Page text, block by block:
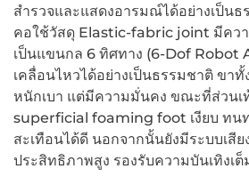
สำรวจและแสดงอารมณ์ได้อย่างเป็น
คอใช้วัสดุ Elastic-fabric joint มีคว
เป็นแขนกล 6 ทิศทาง (6-Dof Robot
เคลื่อนไหวได้อย่างเป็นธรรมชาติ ขา
หนักเบา แต่มีความมั่นคง ขณะที่ส่วนเ
superficial foaming foot เงียบ ทน
สะเทือนได้ดี นอกจากนั้นยังมีระบบเสีย
ประสิทธิภาพสูง รองรับความบันเทิงเ